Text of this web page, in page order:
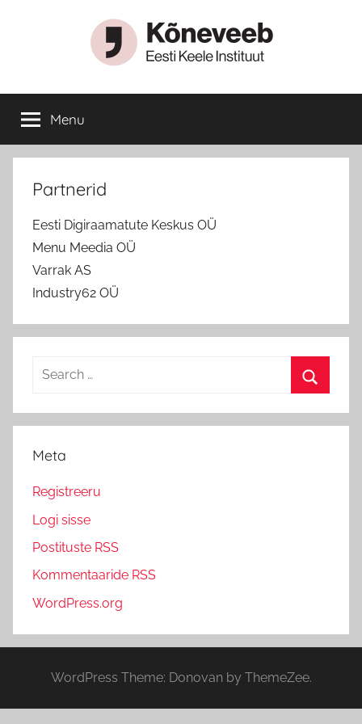
Menu
Partnerid
Eesti Digiraamatute Keskus OÜ
Menu Meedia OÜ
Varrak AS
Industry62 OÜ
Search
Meta
Registreeru
Logi sisse
Postituste RSS
Kommentaaride RSS
WordPress.org
WordPress Theme: Donovan by ThemeZee.